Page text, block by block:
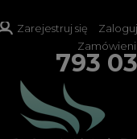
Zarejestruj się
793